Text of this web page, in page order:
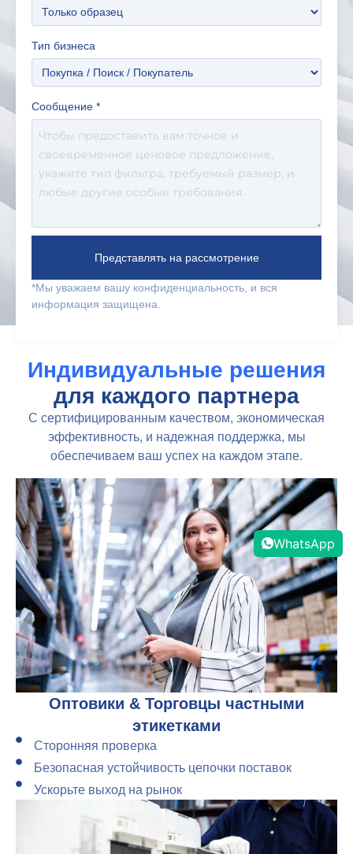
Тип бизнеса
Сообщение *
Представлять на рассмотрение
*Мы уважаем вашу конфиденциальность, и вся
информация защищена.
Индивидуальные решения
для каждого партнера
С сертифицированным качеством, экономическая
эффективность, и надежная поддержка, мы
обеспечиваем ваш успех на каждом этапе.
Оптовики & Торговцы частными
этикетками
Сторонняя проверка
Безопасная устойчивость цепочки поставок
Ускорьте выход на рынок
WhatsApp